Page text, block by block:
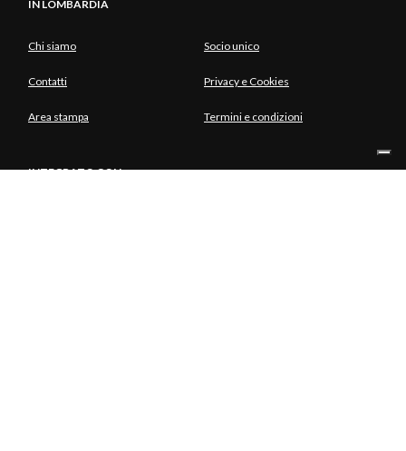
IN LOMBARDIA
Chi siamo Socio unico
Contatti Privacy e Cookies
Area stampa Termini e condizioni
INTEGRATO CON